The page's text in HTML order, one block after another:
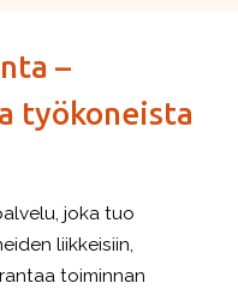
–
työkoneista
joka tuo
liikkeisiin,
toiminnan